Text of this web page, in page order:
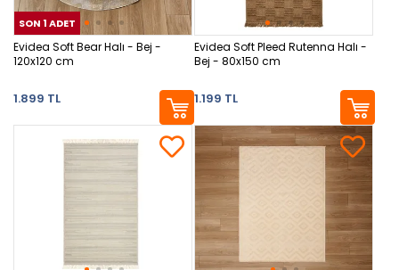
SON 1 ADET SON 1 ADET
Evidea Soft Bear Halı - Bej -
120x120 cm
1.899 TL
Evidea Soft Pleed Rutenna Halı -
Bej - 80x150 cm
1.199 TL